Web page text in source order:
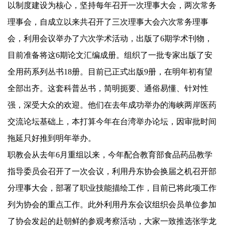
以制度建设为核心，坚持每年召开一次理事大会，两次常务
理事会，自成立以来共召开了三次理事大会六次常务理事
会，利用会议举办了六次学术活动，出版了6期学术刊物，
目前准备将这6期论文汇编成册。组织了一批专家出版了安
全用药系列丛书18册。目前已正式出版9册，在明年初有望
全部出齐。这套科普丛书，简明扼要、通俗易懂、针对性
强，深受大众的欢迎。他们在去年成功举办的海峡两岸医药
交流论坛基础上，本打算今年在台湾举办论坛，因审批时间
拖延只好推到明年举办。
职教会从去年6月重组以来，今年配合教育部食品药品教学
指导委员会召开了一次会议，利用丹东协会换届之机召开部
分理事大会，部署了职业技能描绘工作，目前已将此项工作
列为协会的重点工作。此外利用丹东会议组织会员单位参加
了协会发起的赴朝鲜的参观考察活动，大家一致推选张学龙